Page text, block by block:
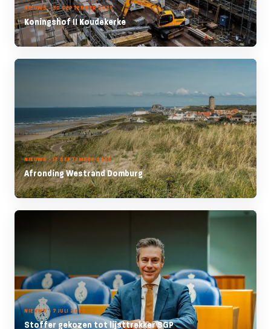
NIEUWS - 30 SEPTEMBER 2025
Koningshof II Koudekerke
NIEUWS - 17 SEPTEMBER 2025
Afronding Westrand Domburg
NIEUWS - 7 JULI 2025
Stoffer gekozen tot lijsttrekker SGP